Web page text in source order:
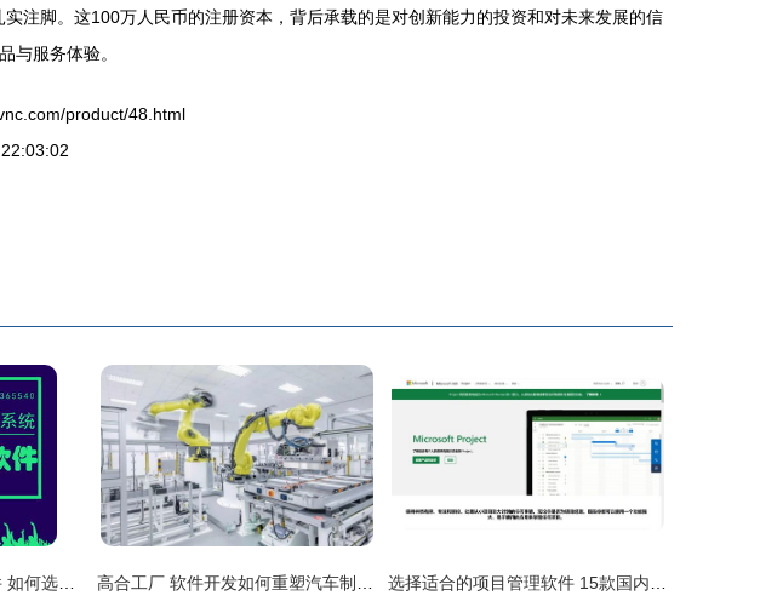
注脚。这100万人民币的注册资本，背后承载的是对创新能力的投资和对未来发展的信
与服务体验。
product/48.html